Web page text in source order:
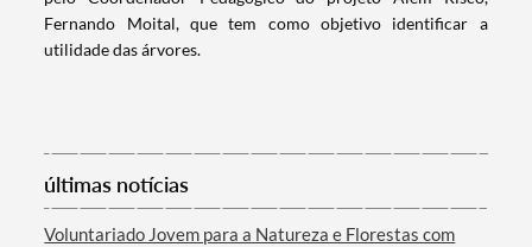
Termo de Pesquisa
Fernando Moital, que tem como objetivo identificar a
utilidade das árvores.
últimas notícias
Voluntariado Jovem para a Natureza e Florestas com